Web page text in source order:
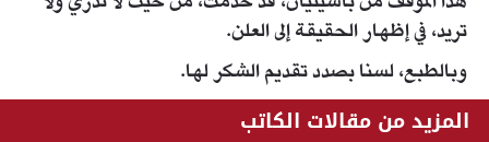
تريد، في إظهار الحقيقة إلى العلن.
وبالطبع، لسنا بصدد تقديم الشكر لها.
المزيد من مقالات الكاتب